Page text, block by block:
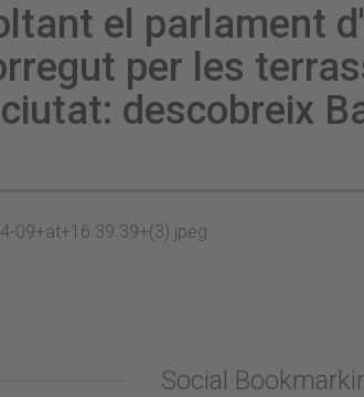
el parlament
per les
descobreix
Social